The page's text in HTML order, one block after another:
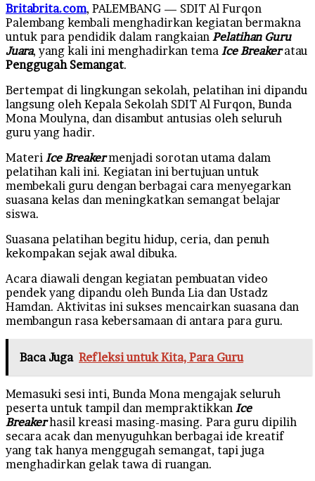
Britabrita.com, PALEMBANG — SDIT Al Furqon
Palembang kembali menghadirkan kegiatan bermakna
untuk para pendidik dalam rangkaian Pelatihan Guru
Juara, yang kali ini menghadirkan tema Ice Breakeratau
Penggugah Semangat.
Bertempat di lingkungan sekolah, pelatihan ini dipandu
langsung oleh Kepala Sekolah SDIT Al Furqon, Bunda
Mona Moulyna, dan disambut antusias oleh seluruh
guru yang hadir.
Materi Ice Breakermenjadi sorotan utama dalam
pelatihan kali ini. Kegiatan ini bertujuan untuk
membekali guru dengan berbagai cara menyegarkan
suasana kelas dan meningkatkan semangat belajar
siswa.
Suasana pelatihan begitu hidup, ceria, dan penuh
kekompakan sejak awal dibuka.
Acara diawali dengan kegiatan pembuatan video
pendek yang dipandu oleh Bunda Lia dan Ustadz
Hamdan. Aktivitas ini sukses mencairkan suasana dan
membangun rasa kebersamaan di antara para guru.
Baca Juga Refleksi untuk Kita, Para Guru
Memasuki sesi inti, Bunda Mona mengajak seluruh
peserta untuk tampil dan mempraktikkan Ice
Breakerhasil kreasi masing-masing. Para guru dipilih
secara acak dan menyuguhkan berbagai ide kreatif
yang tak hanya menggugah semangat, tapi juga
menghadirkan gelak tawa di ruangan.